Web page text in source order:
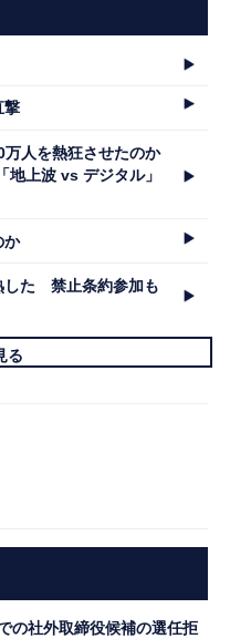
撃
人を熱狂させたのか
上波 vs デジタル」
か
した 禁止条約参加も
る
の社外取締役候補の選任拒